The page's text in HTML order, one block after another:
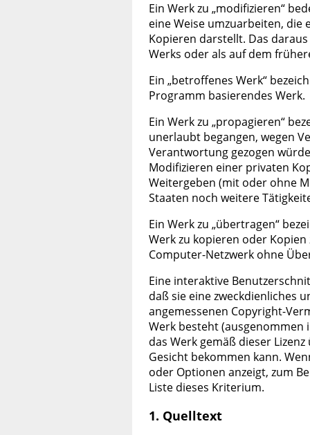
Ein Werk zu „modifizieren“
eine Weise umzuarbeiten,
Kopieren darstellt. Das
Werks oder als auf dem
Ein „betroffenes Werk“
Programm basierendes Werk.
Ein Werk zu „propagieren“
unerlaubt begangen, wegen
Verantwortung gezogen
Modifizieren einer privaten
Weitergeben (mit oder ohne
Staaten noch weitere
Ein Werk zu „übertragen“
Werk zu kopieren oder
Computer-Netzwerk ohne
Eine interaktive
daß sie eine zweckdienliches
angemessenen Copyright-
Werk besteht (ausgenommen
das Werk gemäß dieser
Gesicht bekommen kann.
oder Optionen anzeigt, zum
Liste dieses Kriterium.
1. Quelltext